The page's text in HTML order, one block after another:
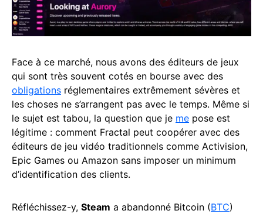
Face à ce marché, nous avons des éditeurs de jeux
qui sont très souvent cotés en bourse avec des
obligations réglementaires extrêmement sévères et
les choses ne s’arrangent pas avec le temps. Même si
le sujet est tabou, la question que je me pose est
légitime : comment Fractal peut coopérer avec des
éditeurs de jeu vidéo traditionnels comme Activision,
Epic Games ou Amazon sans imposer un minimum
d’identification des clients.
Réfléchissez-y, Steam a abandonné Bitcoin (BTC)